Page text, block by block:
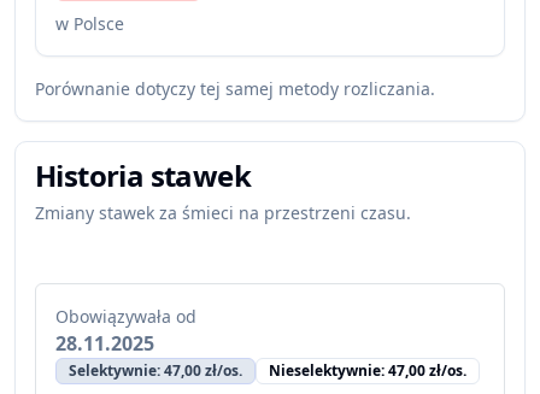
w Polsce
Porównanie dotyczy tej samej metody rozliczania.
Historia stawek
Zmiany stawek za śmieci na przestrzeni czasu.
Obowiązywała od
28.11.2025
Selektywnie: 47,00 zł/os. Nieselektywnie: 47,00 zł/os.